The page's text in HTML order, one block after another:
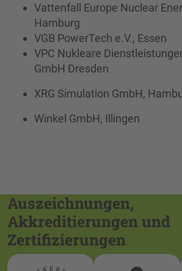
Vattenfall Europe Nuclear
Hamburg
VGB PowerTech e.V., Essen
VPC Nukleare
GmbH Dresden
XRG Simulation GmbH,
Winkel GmbH, Illingen
Auszeichnungen,
Akkreditierungen und
Zertifizierungen